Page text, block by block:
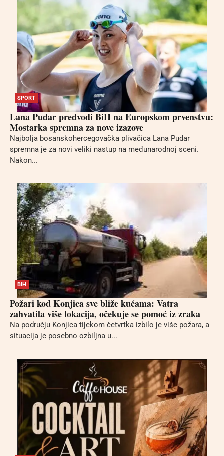
SPORT
Lana Pudar predvodi BiH na Europskom prvenstvu:
Mostarka spremna za nove izazove
Najbolja bosanskohercegovačka plivačica Lana Pudar
spremna je za novi veliki nastup na međunarodnoj sceni.
Nakon...
BIH
Požari kod Konjica sve bliže kućama: Vatra
zahvatila više lokacija, očekuje se pomoć iz zraka
Na području Konjica tijekom četvrtka izbilo je više požara, a
situacija je posebno ozbiljna u...